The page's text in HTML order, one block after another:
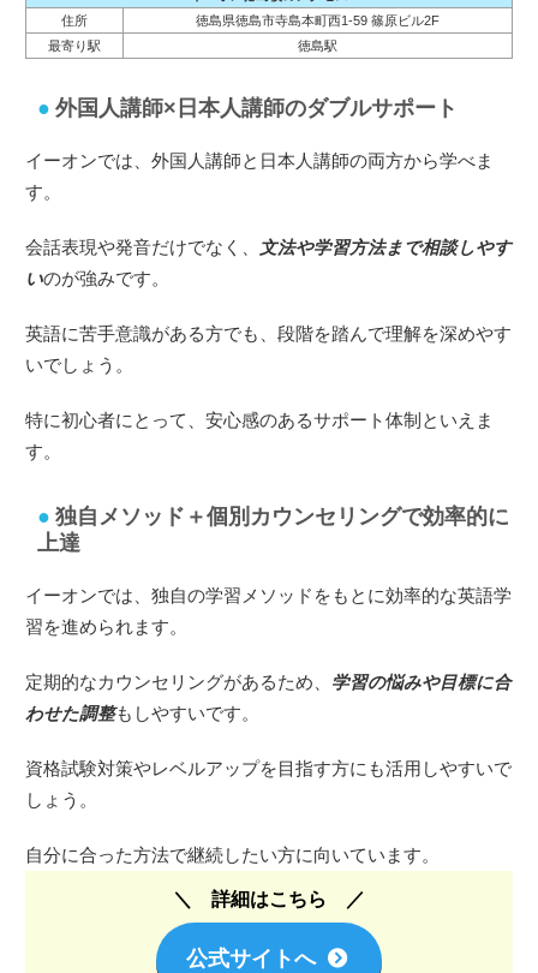
住所
徳島県徳島市寺島本町西1-59 篠原ビル2F
最寄り駅
徳島駅
外国人講師×日本人講師のダブルサポート
イーオンでは、外国人講師と日本人講師の両方から学べま
す。
会話表現や発音だけでなく、
文法や学習方法まで相談しやす
いのが強みです。
英語に苦手意識がある方でも、段階を踏んで理解を深めやす
いでしょう。
特に初心者にとって、安心感のあるサポート体制といえま
す。
独自メソッド＋個別カウンセリングで効率的に
上達
イーオンでは、独自の学習メソッドをもとに効率的な英語学
習を進められます。
定期的なカウンセリングがあるため、 学習の悩みや目標に合
わせた調整もしやすいです。
資格試験対策やレベルアップを目指す方にも活用しやすいで
しょう。
自分に合った方法で継続したい方に向いています。
詳細はこちら
公式サイトへ